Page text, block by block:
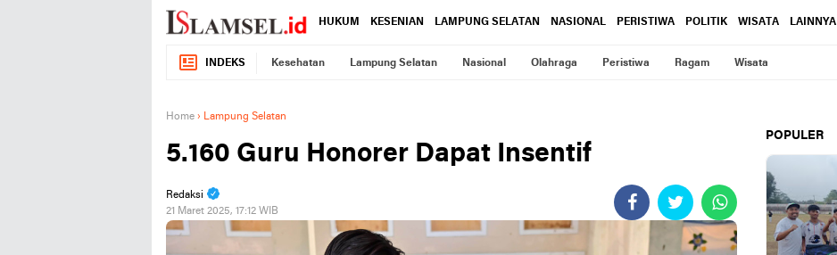
HUKUM KESENIAN LAMPUNG SELATAN NASIONAL PERISTIWA POLITIK WISATA LAINNYA
INDEKS Kesehatan Lampung Selatan Nasional Olahraga Peristiwa Ragam Wisata
Home › Lampung Selatan
5.160 Guru Honorer Dapat Insentif
Redaksi
21 Maret 2025, 17:12 WIB
POPULER